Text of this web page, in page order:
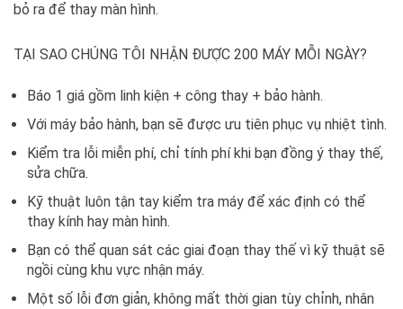
bỏ ra để thay màn hình.
TẠI SAO CHÚNG TÔI NHẬN ĐƯỢC 200 MÁY MỖI NGÀY?
Báo 1 giá gồm linh kiện + công thay + bảo hành.
Với máy bảo hành, bạn sẽ được ưu tiên phục vụ nhiệt tình.
Kiểm tra lỗi miễn phí, chỉ tính phí khi bạn đồng ý thay thế,
sửa chữa.
Kỹ thuật luôn tận tay kiểm tra máy để xác định có thể
thay kính hay màn hình.
Bạn có thể quan sát các giai đoạn thay thế vì kỹ thuật sẽ
ngồi cùng khu vực nhận máy.
Một số lỗi đơn giản, không mất thời gian tùy chỉnh, nhân